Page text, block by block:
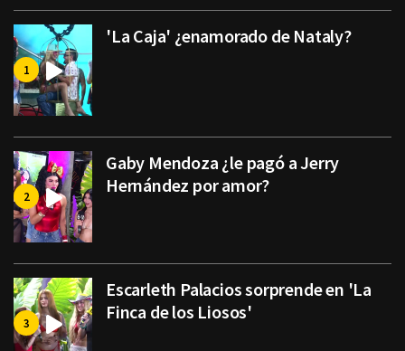
'La Caja' ¿enamorado de Nataly?
Gaby Mendoza ¿le pagó a Jerry
Hernández por amor?
Escarleth Palacios sorprende en 'La
Finca de los Liosos'